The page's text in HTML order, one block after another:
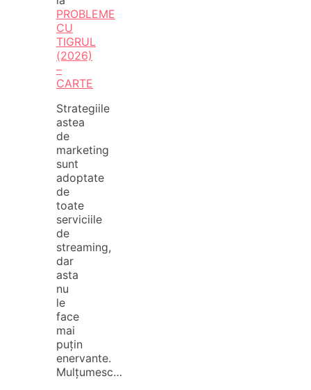
PROBLEME
CU
TIGRUL
(2026)
–
CARTE
Strategiile
astea
de
marketing
sunt
adoptate
de
toate
serviciile
de
streaming,
dar
asta
nu
le
face
mai
puțin
enervante.
Mulțumesc…